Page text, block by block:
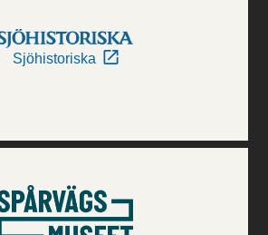
Sjöhistoriska